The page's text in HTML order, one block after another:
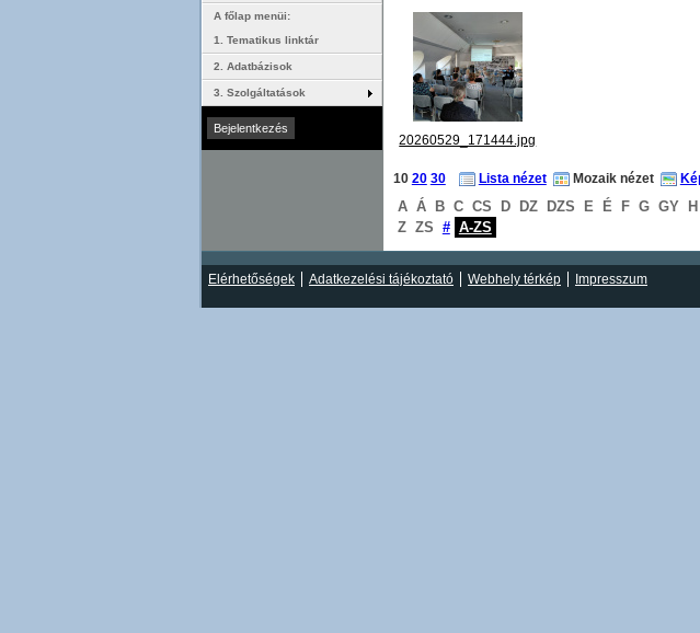
20260529_171444.jpg
10 20 30 Lista nézet Mozaik nézet
A Á B C CS D DZ DZS E É F G GY H
Z ZS # A-ZS
A főlap menüi:
1. Tematikus linktár
2. Adatbázisok
3. Szolgáltatások
Elérhetőségek Adatkezelési tájékoztató Webhely térkép Impresszum